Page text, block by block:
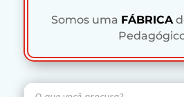
Somos uma FÁBRICA
Pesquisar